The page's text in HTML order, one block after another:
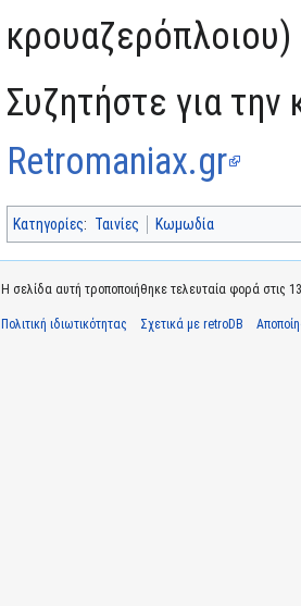
κρουαζερόπλοιου)
Συζητήστε για την
Retromaniax.gr
Κατηγορίες: Ταινίες Κωμωδία
Η σελίδα αυτή τροποποιήθηκε τελευταία φορά στις
Πολιτική ιδιωτικότητας Σχετικά με retroDB